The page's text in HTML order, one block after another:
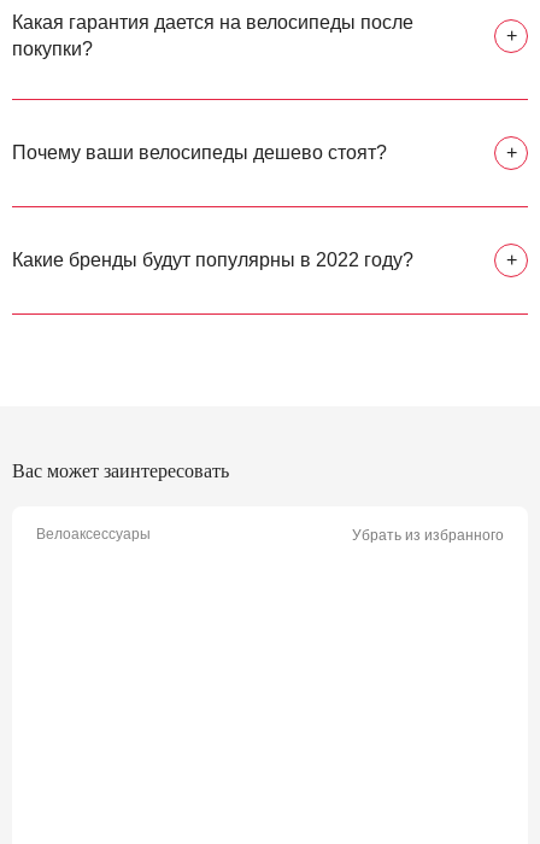
Какая гарантия дается на велосипеды после
покупки?
+
Почему ваши велосипеды дешево стоят? +
Какие бренды будут популярны в 2022 году? +
Вас может заинтересовать
Велоаксессуары Убрать из избранного